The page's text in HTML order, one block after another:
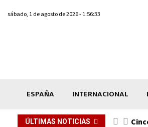
sábado, 1 de agosto de 2026 - 1:56:33
ESPAÑA INTERNACIONAL
ÚLTIMAS NOTICIAS